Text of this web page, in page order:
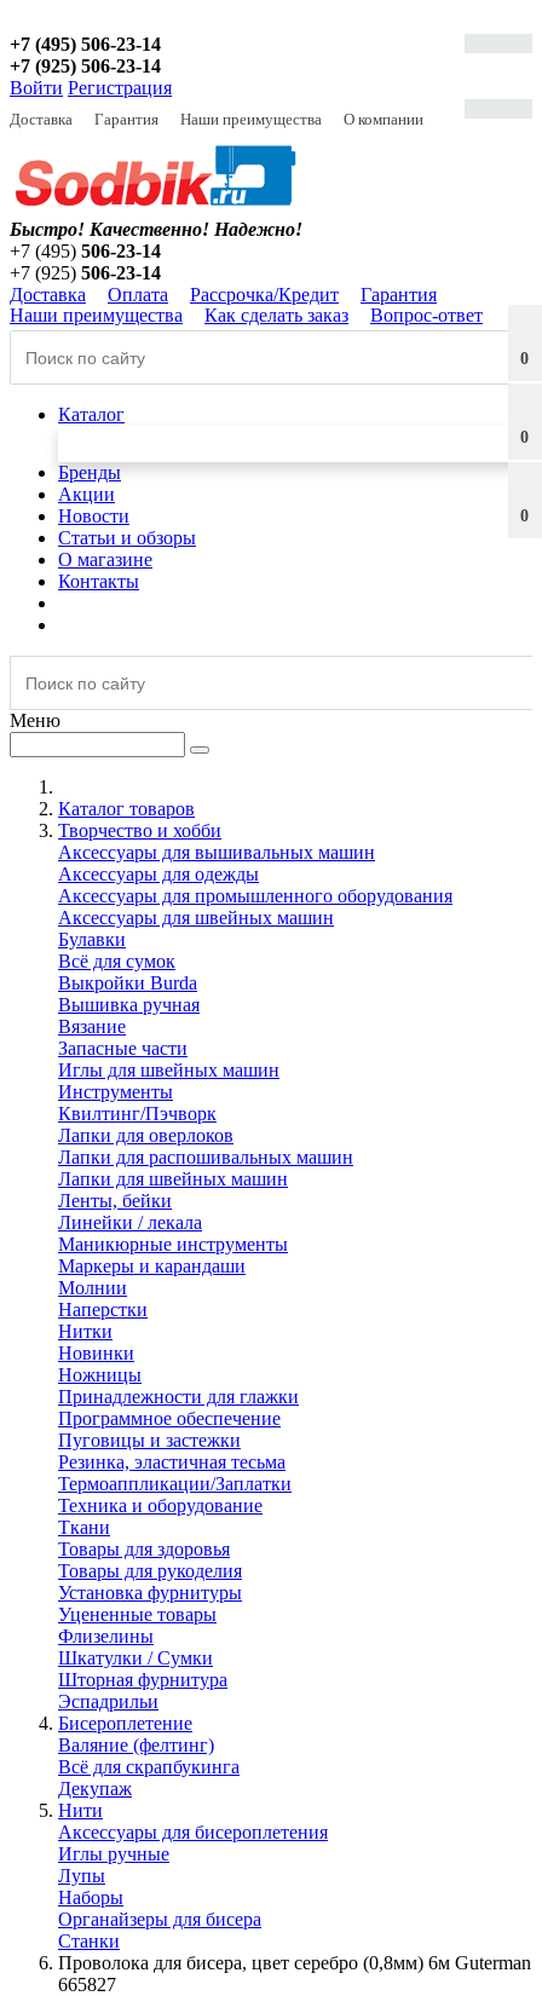
+7 (495) 506-23-14
+7 (925) 506-23-14
Войти Регистрация
Доставка Гарантия Наши преимущества О компании
0
0
0
Быстро! Качественно! Надежно!
+7 (495) 506-23-14
+7 (925) 506-23-14
Доставка
Оплата Рассрочка/Кредит
Гарантия
Наши преимущества
Как сделать заказ Вопрос-ответ
Каталог
Бренды
Акции
Новости
Статьи и обзоры
О магазине
Контакты
Меню
Каталог товаров
Творчество и хобби
Аксессуары для вышивальных машин
Аксессуары для одежды
Аксессуары для промышленного оборудования
Аксессуары для швейных машин
Булавки
Всё для сумок
Выкройки Burda
Вышивка ручная
Вязание
Запасные части
Иглы для швейных машин
Инструменты
Квилтинг/Пэчворк
Лапки для оверлоков
Лапки для распошивальных машин
Лапки для швейных машин
Ленты, бейки
Линейки / лекала
Маникюрные инструменты
Маркеры и карандаши
Молнии
Наперстки
Нитки
Новинки
Ножницы
Принадлежности для глажки
Программное обеспечение
Пуговицы и застежки
Резинка, эластичная тесьма
Термоаппликации/Заплатки
Техника и оборудование
Ткани
Товары для здоровья
Товары для рукоделия
Установка фурнитуры
Уцененные товары
Флизелины
Шкатулки / Сумки
Шторная фурнитура
Эспадрильи
Бисероплетение
Валяние (фелтинг)
Всё для скрапбукинга
Декупаж
Нити
Аксессуары для бисероплетения
Иглы ручные
Лупы
Наборы
Органайзеры для бисера
Станки
Проволока для бисера, цвет серебро (0,8мм) 6м Guterman
665827